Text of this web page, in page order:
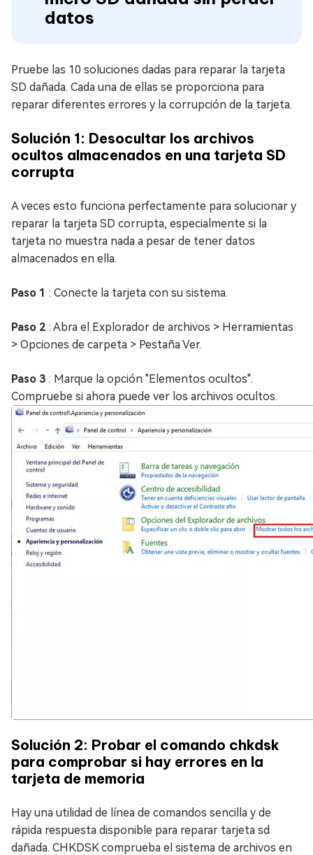
datos
Pruebe las 10 soluciones dadas para reparar la tarjeta
SD dañada. Cada una de ellas se proporciona para
reparar diferentes errores y la corrupción de la tarjeta.
Solución 1: Desocultar los archivos
ocultos almacenados en una tarjeta SD
corrupta
A veces esto funciona perfectamente para solucionar y
reparar la tarjeta SD corrupta, especialmente si la
tarjeta no muestra nada a pesar de tener datos
almacenados en ella.
Paso 1 : Conecte la tarjeta con su sistema.
Paso 2 : Abra el Explorador de archivos > Herramientas
> Opciones de carpeta > Pestaña Ver.
Paso 3 : Marque la opción "Elementos ocultos".
Compruebe si ahora puede ver los archivos ocultos.
Solución 2: Probar el comando chkdsk
para comprobar si hay errores en la
tarjeta de memoria
Hay una utilidad de línea de comandos sencilla y de
rápida respuesta disponible para reparar tarjeta sd
dañada. CHKDSK comprueba el sistema de archivos en